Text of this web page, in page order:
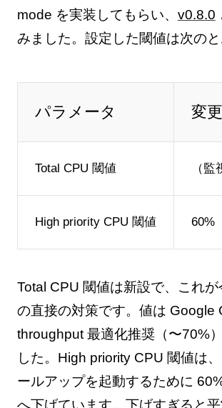
mode を実装してもらい、 v0.8.0
みました。設定した閾値は次のと
パラメータ 変
Total CPU 閾値 （監
High priority CPU 閾値 60%
Total CPU 閾値は新設で、これ
の直接の対策です。値は Google
throughput 最適化推奨（〜70%
した。High priority CPU 閾値は
ールアップを起動するために
へ下げています。下げすぎると